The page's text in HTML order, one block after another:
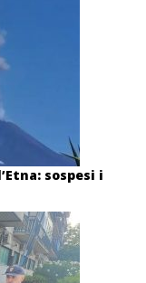
sospesi i